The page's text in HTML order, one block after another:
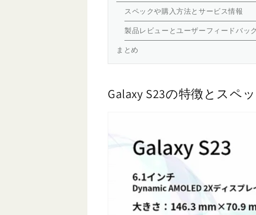
スペックや購入方法とサービス情報
製品レビューとユーザーフィードバック
まとめ
Galaxy S23の特徴とスペ